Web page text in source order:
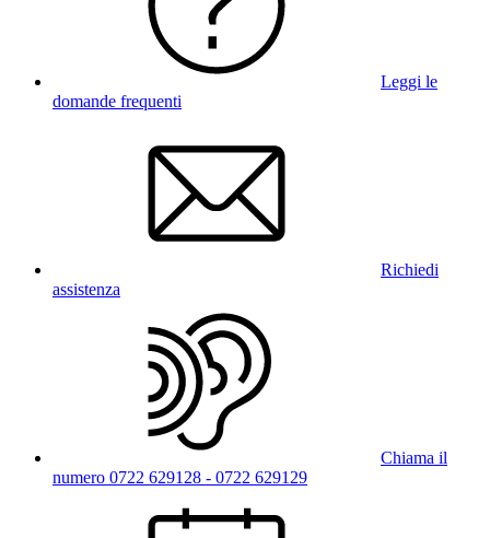
Leggi le
domande frequenti
Richiedi
assistenza
Chiama il
numero 0722 629128 - 0722 629129